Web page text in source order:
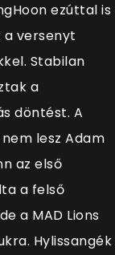
ezúttal is
a versenyt
Stabilan
a
döntést. A
lesz Adam
az első
a felső
a MAD Lions
Hylissangék